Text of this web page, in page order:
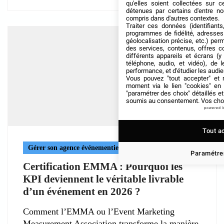
Gérer son agence événementielle
Certification EMMA : Pourquoi les
KPI deviennent le véritable livrable
d’un événement en 2026 ?
Comment l’EMMA ou l’Event Marketing
qu'elles soient collectées sur
détenues par certains d'entre
compris dans d'autres contextes.
Traiter ces données
programmes de fidélité,
géolocalisation précise, etc.)
des services, contenus, offres
différents appareils et écrans (y
téléphone, audio, et vidéo), de
performance, et d'étudier les
Vous pouvez "tout accepter" et
moment via le lien "cookies" en
"paramétrer des choix" détaillés
soumis au consentement. Vos
powered
Tout